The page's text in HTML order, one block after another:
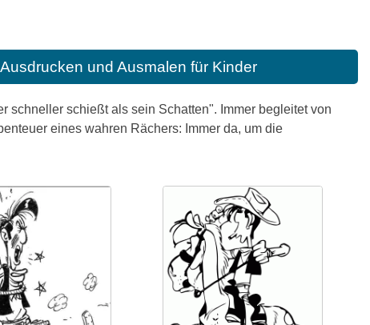
und Ausmalen für Kinder
schneller schießt als sein Schatten". Immer begleitet von
eines wahren Rächers: Immer da, um die